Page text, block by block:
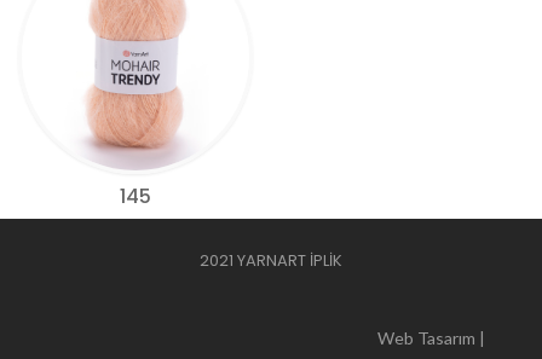
145
2021 YARNART İPLİK
Web Tasarım |